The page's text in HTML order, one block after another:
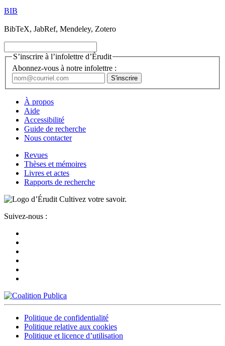
BIB
BibTeX, JabRef, Mendeley, Zotero
S’inscrire à l’infolettre d’Érudit
Abonnez-vous à notre infolettre :
À propos
Aide
Accessibilité
Guide de recherche
Nous contacter
Revues
Thèses et mémoires
Livres et actes
Rapports de recherche
Cultivez votre savoir.
Suivez-nous :
Politique de confidentialité
Politique relative aux cookies
Politique et licence d’utilisation